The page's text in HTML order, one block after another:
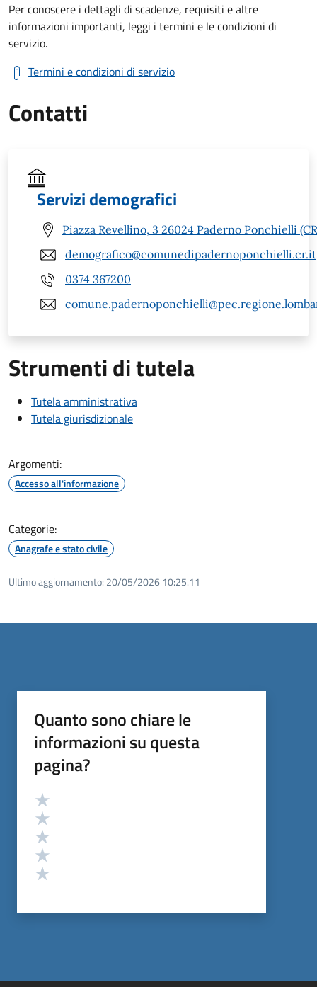
Per conoscere i dettagli di scadenze, requisiti e altre
informazioni importanti, leggi i termini e le condizioni di
servizio.
Termini e condizioni di servizio
Contatti
Servizi demografici
Piazza Revellino, 3 26024 Paderno Ponchielli
demografico@comunedipadernoponchielli.cr.it
0374 367200
Strumenti di tutela
Tutela amministrativa
Tutela giurisdizionale
Argomenti:
Accesso all'informazione
Categorie:
Anagrafe e stato civile
Ultimo aggiornamento: 20/05/2026 10:25.11
Quanto sono chiare le
informazioni su questa
pagina?
Valutazione